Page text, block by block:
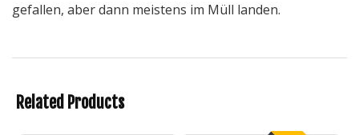
gefallen, aber dann meistens im Müll landen.
Related Products